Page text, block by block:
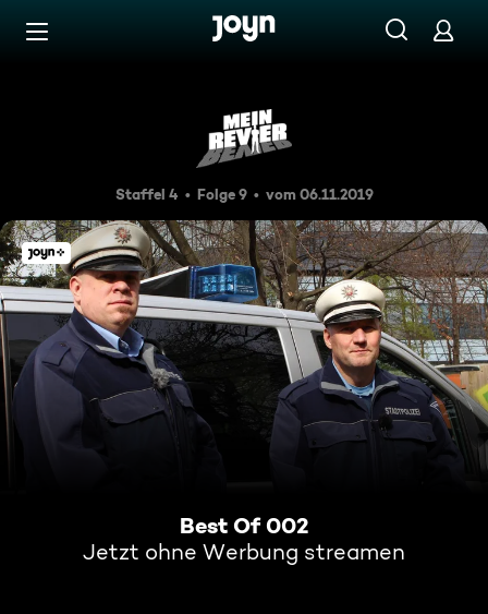
Zum Inhalt springen
Best Of 002
Staffel 4 Folge 9 vom 06.11.2019
Best Of 002
Jetzt ohne Werbung streamen